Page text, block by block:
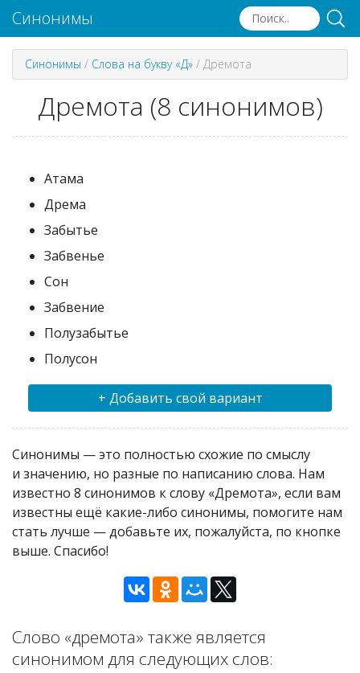
Синонимы
Синонимы / Слова на букву «Д» / Дремота
Дремота (8 синонимов)
Атама
Дрема
Забытье
Забвенье
Сон
Забвение
Полузабытье
Полусон
+ Добавить свой вариант
Синонимы — это полностью схожие по смыслу
и значению, но разные по написанию слова. Нам
известно 8 синонимов к слову «Дремота», если вам
известны ещё какие-либо синонимы, помогите нам
стать лучше — добавьте их, пожалуйста, по кнопке
выше. Спасибо!
Слово «дремота» также является
синонимом для следующих слов: